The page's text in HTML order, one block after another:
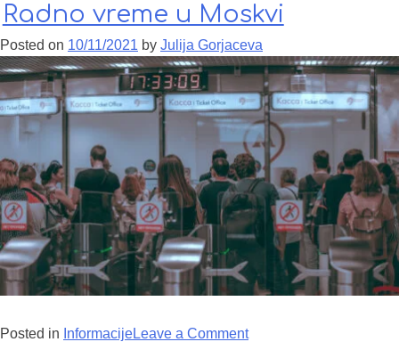
Radno vreme u Moskvi
Posted on 10/11/2021 by Julija Gorjaceva
Posted in InformacijeLeave a Commenton Radno vreme u